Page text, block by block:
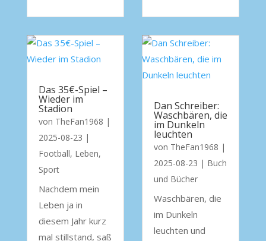
Das 35€-Spiel –
Wieder im
Stadion
von TheFan1968 |
2025-08-23 |
Football, Leben,
Sport
Nachdem mein
Leben ja in
diesem Jahr kurz
mal stillstand, saß
Dan Schreiber:
Waschbären, die
im Dunkeln
leuchten
von TheFan1968 |
2025-08-23 | Buch
und Bücher
Waschbären, die
im Dunkeln
leuchten und